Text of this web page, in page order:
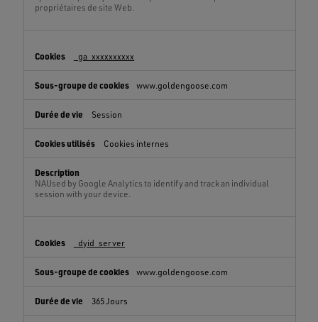
propriétaires de site Web.
_ga_xxxxxxxxxx
www.goldengoose.com
Session
Cookies internes
NAUsed by Google Analytics to identify and track an individual
session with your device.
_dyid_server
www.goldengoose.com
365 Jours